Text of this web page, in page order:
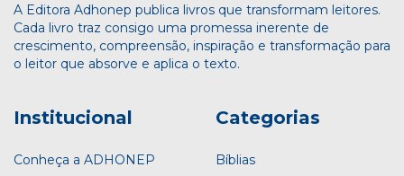
A Editora Adhonep publica livros que transformam leitores.
Cada livro traz consigo uma promessa inerente de
crescimento, compreensão, inspiração e transformação para
o leitor que absorve e aplica o texto.
Institucional
Conheça a ADHONEP
Categorias
Bíblias